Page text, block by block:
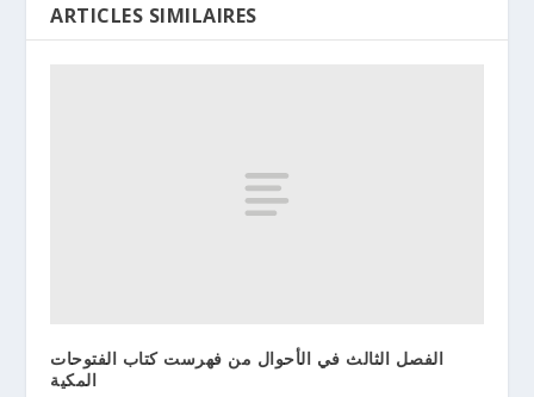
ARTICLES SIMILAIRES
الفصل الثالث في الأحوال من فهرست كتاب الفتوحات
المكية